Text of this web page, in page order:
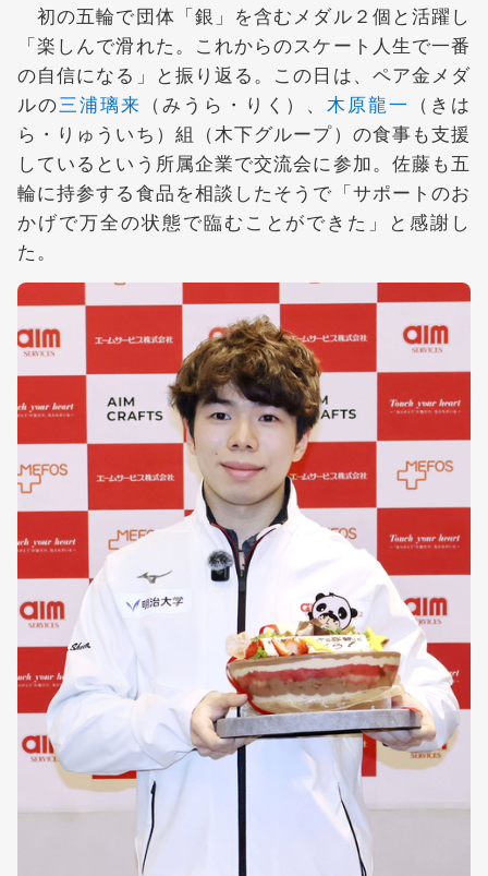
初の五輪で団体「銀」を含むメダル２個と活躍し
「楽しんで滑れた。これからのスケート人生で一番
の自信になる」と振り返る。この日は、ペア金メダ
ルの三浦璃来 （みうら・りく）、木原龍一 （きは
ら・りゅういち）組（木下グループ）の食事も支援
しているという所属企業で交流会に参加。佐藤も五
輪に持参する食品を相談したそうで「サポートのお
かげで万全の状態で臨むことができた」と感謝し
た。